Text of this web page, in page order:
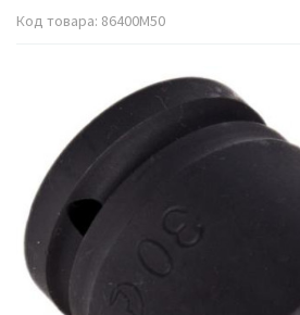
Код товара: 86400М50